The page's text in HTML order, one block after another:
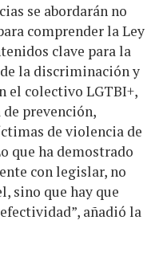
se abordarán no
comprender la Ley
clave para la
la discriminación y
el colectivo LGTBI+,
prevención,
de violencia de
que ha demostrado
con legislar, no
sino que hay que
añadió la